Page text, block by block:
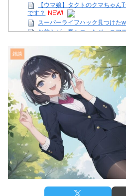
【ウマ娘】タクトのクマちゃん
です？
NEW!
スーパーライフハック見つけた
お前らが一番シコったジュニア
【注目】熊本地震、28人死亡
舌を絡ませて、唾液交換して
ッ画像♪
【芸能】星野真里さんの挑戦、
【画像】イオンモール熊本の店
Powered by livedoor 相互RSS
雑談